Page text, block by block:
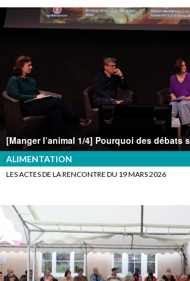
[Manger l’animal 1/4] Pourquoi des débats
ALIMENTATION
LES ACTES DE LA RENCONTRE DU 19 MARS 2026